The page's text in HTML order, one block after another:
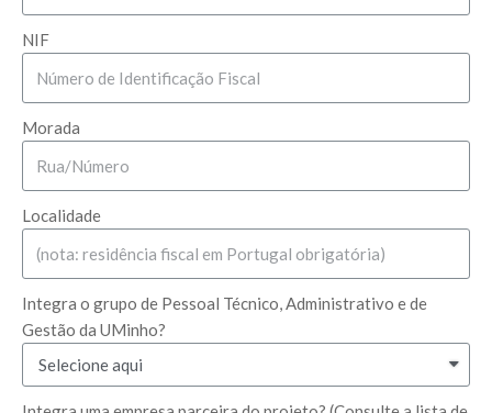
NIF
Morada
Localidade
Integra o grupo de Pessoal Técnico, Administrativo e de
Gestão da UMinho?